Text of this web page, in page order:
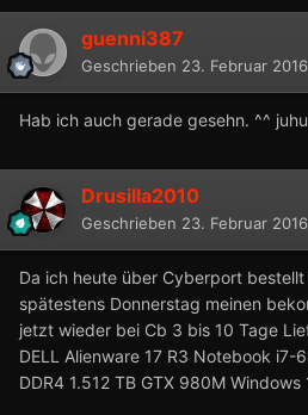
guenni387
Geschrieben 23. Februar 2016
Hab ich auch gerade gesehn. ^^
Drusilla2010
Geschrieben 23. Februar 2016
Da ich heute über Cyberport
spätestens Donnerstag meinen
jetzt wieder bei Cb 3 bis 10 Tage
DELL Alienware 17 R3 Notebook i7-
DDR4 1.512 TB GTX 980M Windows